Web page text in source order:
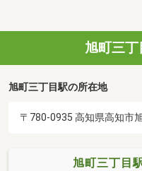
旭町三
旭町三丁目駅の所在地
〒780-0935 高知県高知市
旭町三丁目